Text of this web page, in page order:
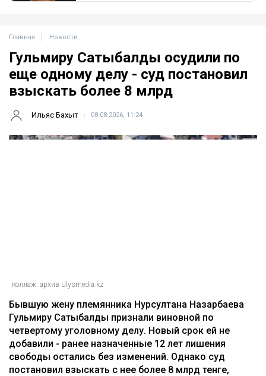
Главная Новости
Гульмиру Сатыбалды осудили по
еще одному делу - суд постановил
взыскать более 8 млрд
Ильяс Бахыт 08.08.2026, 11:24
коллаж: архив Ulysmedia.kz
Бывшую жену племянника Нурсултана Назарбаева
Гульмиру Сатыбалды признали виновной по
четвертому уголовному делу. Новый срок ей не
добавили - ранее назначенные 12 лет лишения
свободы остались без изменений. Однако суд
постановил взыскать с нее более 8 млрд тенге,